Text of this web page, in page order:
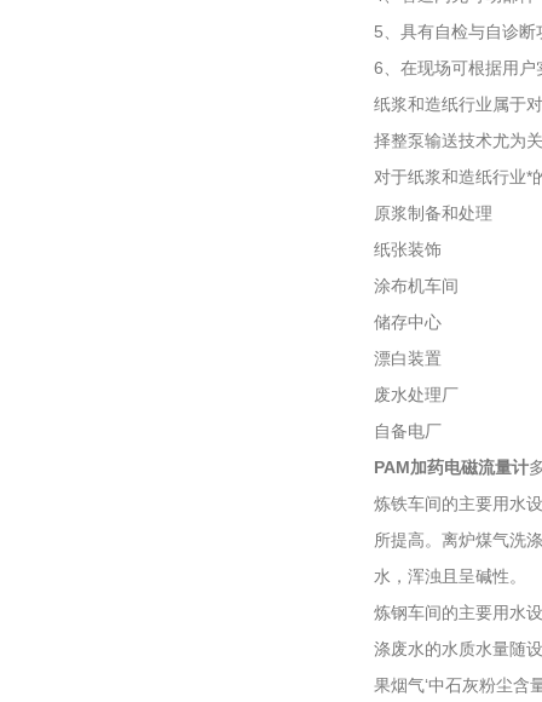
5、具有自检与自诊断
6、在现场可根据用
纸浆和造纸行业属于
择整泵输送技术尤为
对于纸浆和造纸行业*
原浆制备和处理
纸张装饰
涂布机车间
储存中心
漂白装置
废水处理厂
自备电厂
PAM加药电磁流量计
炼铁车间的主要用水
所提高。离炉煤气洗
水，浑浊且呈碱性。
炼钢车间的主要用水
涤废水的水质水量随
果烟气‘中石灰粉尘含